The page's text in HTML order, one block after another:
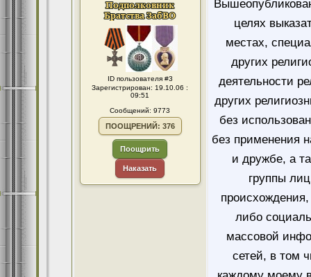
ID пользователя #3
Зарегистрирован: 19.10.06 :
09:51
Сообщений: 9773
ПООЩРЕНИЙ: 376
Поощрить
Наказать
целях
местах,
других
деятельности
других
без
без применения
и дружбе, а
группы
либо
массовой
сетей, в том